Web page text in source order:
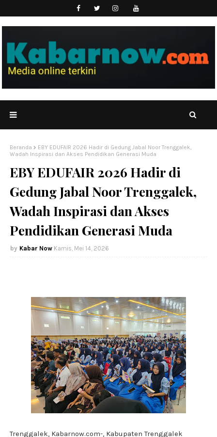
Beranda
EBY EDUFAIR 2026 Hadir di Gedung Jabal Noor Trenggalek,
Wadah Inspirasi dan Akses Pendidikan Generasi Muda
EBY EDUFAIR 2026 Hadir di
Gedung Jabal Noor Trenggalek,
Wadah Inspirasi dan Akses
Pendidikan Generasi Muda
Kabar Now Kamis, Mei 14, 2026
Trenggalek, Kabarnow.com-, Kabupaten Trenggalek